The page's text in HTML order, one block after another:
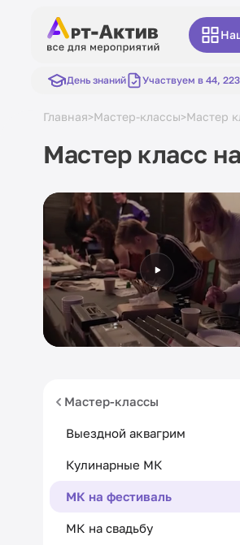
День знаний Участвуем в 44,
Главная>Мастер-классы>Мастер
Мастер класс
Мастер-классы
Выездной аквагрим
Кулинарные МК
МК на фестиваль
МК на свадьбу